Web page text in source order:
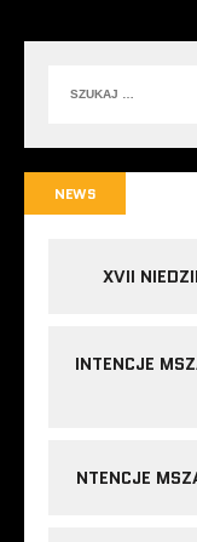
NEWS
XVII
INTENCJE
NTENCJE